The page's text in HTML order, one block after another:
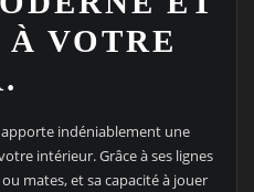
VOTRE
indéniablement une
intérieur. Grâce à ses lignes
mates, et sa capacité à jouer